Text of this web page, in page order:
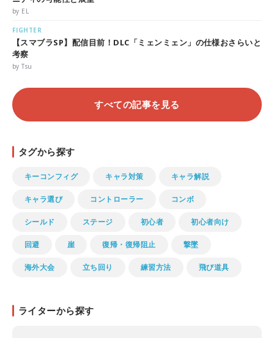
by EL
FIGHTER
【スマブラSP】配信目前！DLC「ミェンミェン」の仕様おさらいと
考察
by Tsu
すべての記事を見る
タグから探す
キーコンフィグ キャラ対策 キャラ解説
キャラ選び コントローラー コンボ
シールド ステージ 初心者 初心者向け
回避 崖 復帰・復帰阻止 撃墜
海外大会 立ち回り 練習方法 飛び道具
ライターから探す